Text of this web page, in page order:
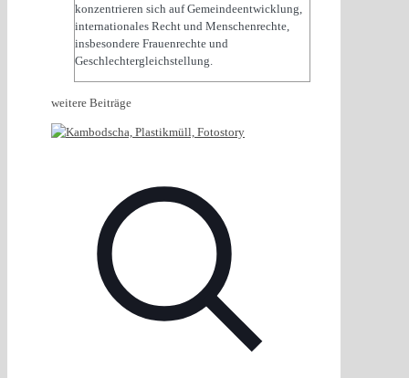
konzentrieren sich auf Gemeindeentwicklung,
internationales Recht und Menschenrechte,
insbesondere Frauenrechte und
Geschlechtergleichstellung.
weitere Beiträge